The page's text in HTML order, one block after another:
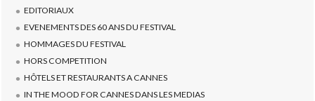
EDITORIAUX
EVENEMENTS DES 60 ANS DU FESTIVAL
HOMMAGES DU FESTIVAL
HORS COMPETITION
HÔTELS ET RESTAURANTS A CANNES
IN THE MOOD FOR CANNES DANS LES MEDIAS